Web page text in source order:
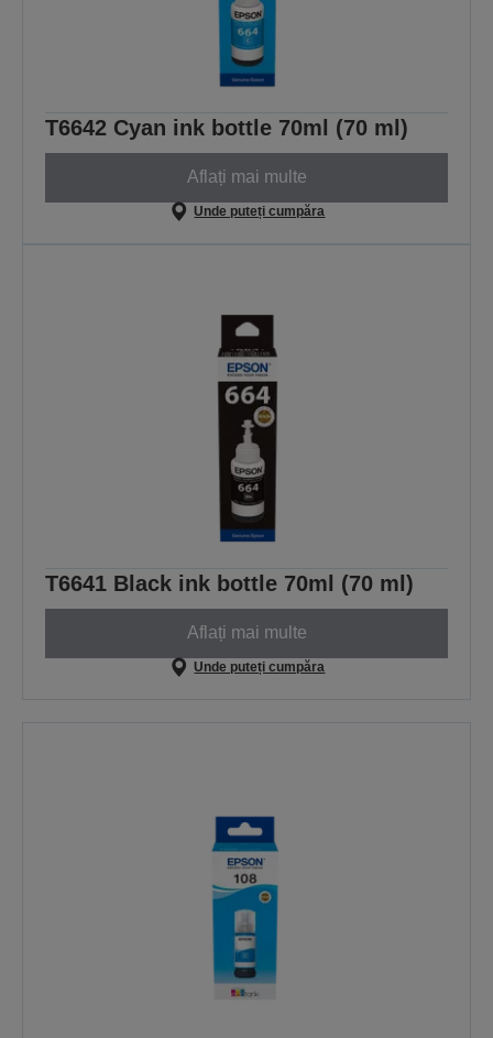
T6642 Cyan ink bottle 70ml (70 ml)
Aflați mai multe
Unde puteți cumpăra
T6641 Black ink bottle 70ml (70 ml)
Aflați mai multe
Unde puteți cumpăra